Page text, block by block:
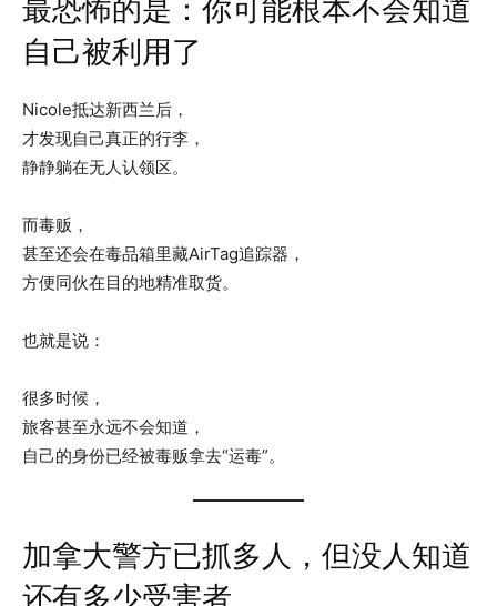
最恐怖的是：你可能根本不会知道
自己被利用了
Nicole抵达新西兰后，
才发现自己真正的行李，
静静躺在无人认领区。
而毒贩，
甚至还会在毒品箱里藏AirTag追踪器，
方便同伙在目的地精准取货。
也就是说：
很多时候，
旅客甚至永远不会知道，
自己的身份已经被毒贩拿去“运毒”。
加拿大警方已抓多人，但没人知道
还有多少受害者